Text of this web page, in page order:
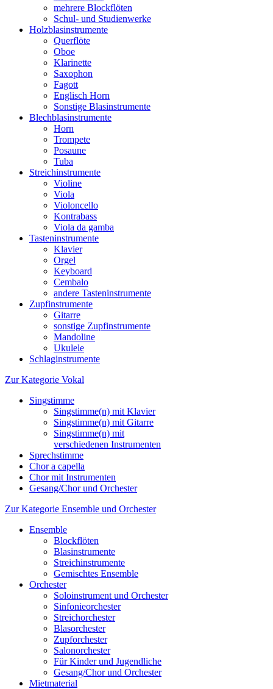
mehrere Blockflöten
Schul- und Studienwerke
Holzblasinstrumente
Querflöte
Oboe
Klarinette
Saxophon
Fagott
Englisch Horn
Sonstige Blasinstrumente
Blechblasinstrumente
Horn
Trompete
Posaune
Tuba
Streichinstrumente
Violine
Viola
Violoncello
Kontrabass
Viola da gamba
Tasteninstrumente
Klavier
Orgel
Keyboard
Cembalo
andere Tasteninstrumente
Zupfinstrumente
Gitarre
sonstige Zupfinstrumente
Mandoline
Ukulele
Schlaginstrumente
Zur Kategorie Vokal
Singstimme
Singstimme(n) mit Klavier
Singstimme(n) mit Gitarre
Singstimme(n) mit
verschiedenen Instrumenten
Sprechstimme
Chor a capella
Chor mit Instrumenten
Gesang/Chor und Orchester
Zur Kategorie Ensemble und Orchester
Ensemble
Blockflöten
Blasinstrumente
Streichinstrumente
Gemischtes Ensemble
Orchester
Soloinstrument und Orchester
Sinfonieorchester
Streichorchester
Blasorchester
Zupforchester
Salonorchester
Für Kinder und Jugendliche
Gesang/Chor und Orchester
Mietmaterial